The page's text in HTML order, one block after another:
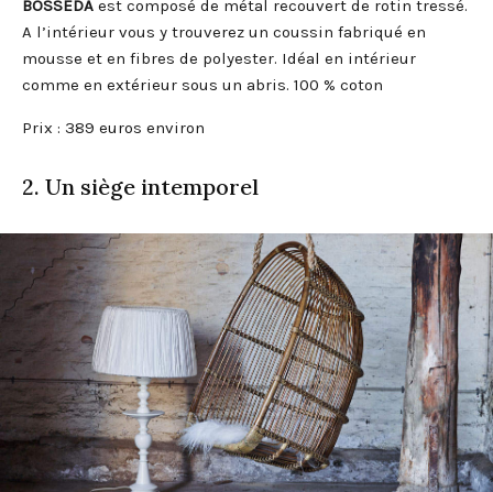
BOSSEDA est composé de métal recouvert de rotin tressé.
A l’intérieur vous y trouverez un coussin fabriqué en
mousse et en fibres de polyester. Idéal en intérieur
comme en extérieur sous un abris. 100 % coton
Prix : 389 euros environ
2. Un siège intemporel